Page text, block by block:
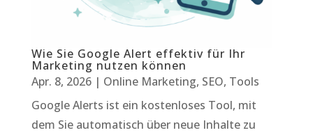
Wie Sie Google Alert effektiv für Ihr
Marketing nutzen können
Apr. 8, 2026| Online Marketing, SEO, Tools
Google Alerts ist ein kostenloses Tool, mit
dem Sie automatisch über neue Inhalte zu